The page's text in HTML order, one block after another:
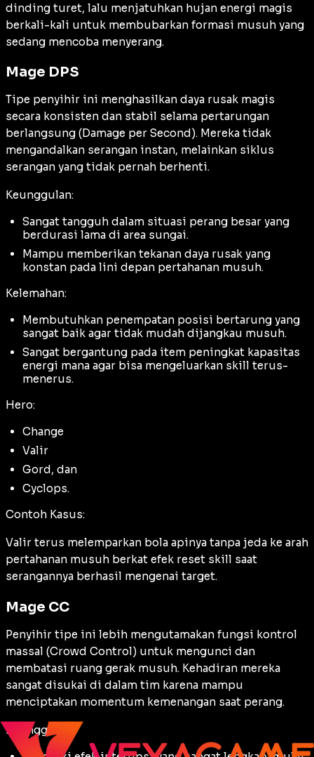
dinding turet, lalu menjatuhkan hujan energi magis
berkali-kali untuk membubarkan formasi musuh yang
sedang mencoba menyerang.
Mage DPS
Tipe penyihir ini menghasilkan daya rusak magis
secara konsisten dan stabil selama pertarungan
berlangsung (Damage per Second ). Mereka tidak
mengandalkan serangan instan, melainkan siklus
serangan yang tidak pernah berhenti.
Keunggulan:
Sangat tangguh dalam situasi perang besar yang
berdurasi lama di area sungai.
Mampu memberikan tekanan daya rusak yang
konstan pada lini depan pertahanan musuh.
Kelemahan:
Membutuhkan penempatan posisi bertarung yang
sangat baik agar tidak mudah dijangkau musuh.
Sangat bergantung pada item peningkat kapasitas
energi mana agar bisa mengeluarkan skill terus-
menerus.
Hero:
Change
Valir
Gord, dan
Cyclops.
Contoh Kasus:
Valir terus melemparkan bola apinya tanpa jeda ke arah
pertahanan musuh berkat efek reset skill saat
serangannya berhasil mengenai target.
Mage CC
Penyihir tipe ini lebih mengutamakan fungsi kontrol
massal (Crowd Control) untuk mengunci dan
membatasi ruang gerak musuh. Kehadiran mereka
sangat disukai di dalam tim karena mampu
menciptakan momentum kemenangan saat perang.
Keunggulan: